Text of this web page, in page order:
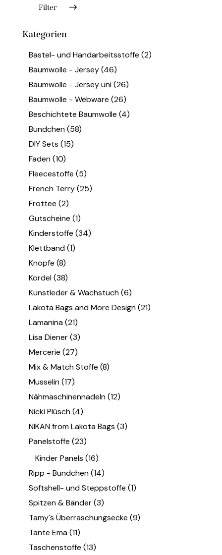
Filter
Kategorien
Bastel- und Handarbeitsstoffe (2)
Baumwolle - Jersey (46)
Baumwolle - Jersey uni (26)
Baumwolle - Webware (26)
Beschichtete Baumwolle (4)
Bündchen (58)
DIY Sets (15)
Faden (10)
Fleecestoffe (5)
French Terry (25)
Frottee (2)
Gutscheine (1)
Kinderstoffe (34)
Klettband (1)
Knöpfe (8)
Kordel (38)
Kunstleder & Wachstuch (6)
Lakota Bags and More Design (21)
Lamanina (21)
Lisa Diener (3)
Mercerie (27)
Mix & Match Stoffe (8)
Musselin (17)
Nähmaschinennadeln (12)
Nicki Plüsch (4)
NIKAN from Lakota Bags (3)
Panelstoffe (23)
Kinder Panels (16)
Ripp - Bündchen (14)
Softshell- und Steppstoffe (1)
Spitzen & Bänder (3)
Tamy`s Überraschungsecke (9)
Tante Ema (11)
Taschenstoffe (13)